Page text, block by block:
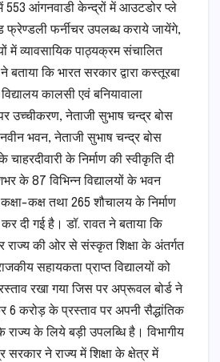
में 553 आंगनवाडी केन्द्रों में आउटडोर प्ले
फ्रेण्डली फर्नीचर उपलब्ध कराये जायेंगे,
में व्यावसायिक पाठ्यक्रम संचालित
बताया कि भारत सरकार द्वारा कस्तूरबा
कालसी एवं बनियावाला
उच्चीकरण, नेताजी सुभाष चन्द्र बोस
भवन, नेताजी सुभाष चन्द्र बोस
चाहरदीवारी के निर्माण की स्वीकृति दी
के 87 विभिन्न विद्यालयों के भवन
कक्ष तथा 265 शौचालय के निर्माण
दी गई है। डॉ. रावत ने बताया कि
राज्य की ओर से संस्कृत शिक्षा के अंतर्गत
सहायकता प्राप्त विद्यालयों को
रखा गया जिस पर अप्रूवल बोर्ड ने
6 करोड़ के प्रस्ताव पर अपनी सैद्धांतिक
राज्य के लिये बड़ी उपलब्धि है। विभागीय
सरकार ने राज्य में शिक्षा के क्षेत्र में